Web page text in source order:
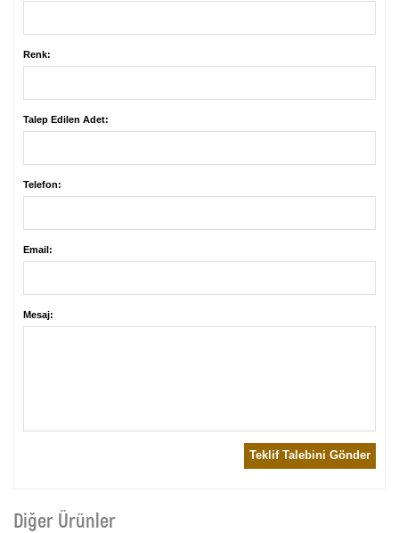
Renk:
Talep Edilen Adet:
Telefon:
Email:
Mesaj:
Teklif Talebini Gönder
Diğer Ürünler